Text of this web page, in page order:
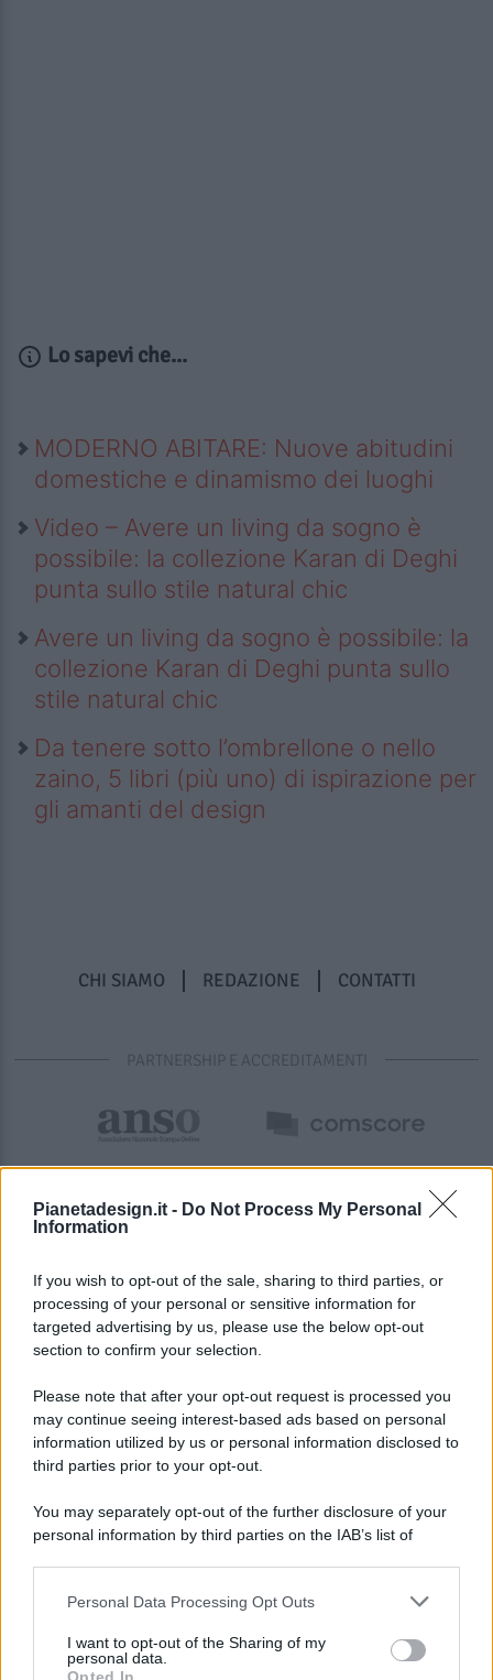
Pianetadesign.it - Do Not Process My Personal
Information
If you wish to opt-out of the sale, sharing to third parties, or
processing of your personal or sensitive information for
targeted advertising by us, please use the below opt-out
section to confirm your selection.
Please note that after your opt-out request is processed you
may continue seeing interest-based ads based on personal
information utilized by us or personal information disclosed to
third parties prior to your opt-out.
You may separately opt-out of the further disclosure of your
personal information by third parties on the IAB’s list of
This information may also be disclosed by us to third parties
disclose it to other third parties.
Personal Data Processing Opt Outs
I want to opt-out of the Sharing of my
personal data.
Lo sapevi che...
MODERNO ABITARE: Nuove abitudini
domestiche e dinamismo dei luoghi
Video – Avere un living da sogno è
possibile: la collezione Karan di Deghi
punta sullo stile natural chic
Avere un living da sogno è possibile: la
collezione Karan di Deghi punta sullo
stile natural chic
Da tenere sotto l’ombrellone o nello
zaino, 5 libri (più uno) di ispirazione per
gli amanti del design
CHI SIAMO REDAZIONE CONTATTI
PARTNERSHIP E ACCREDITAMENTI
© 2026 - Pianeta Design - P.IVA 04827280654 - Testata
Registrata Al Tribunale Di Nocera Inferiore N. 8/2020 - RG N.
ISCRIZIONE AL ROC N. 35792 – ISCRITTA ALL’ANSO
(ASSOCIAZIONE NAZIONALE STAMPA ONLINE)
PREFERENZE PRIVACY